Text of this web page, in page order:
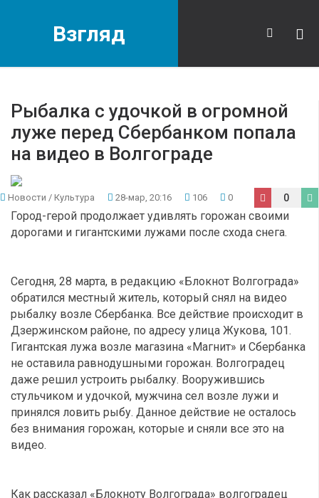
Взгляд
Рыбалка с удочкой в огромной
луже перед Сбербанком попала
на видео в Волгограде
Новости / Культура 28-мар, 20:16 106 0 0
Город-герой продолжает удивлять горожан своими
дорогами и гигантскими лужами после схода снега.
Сегодня, 28 марта, в редакцию «Блокнот Волгограда»
обратился местный житель, который снял на видео
рыбалку возле Сбербанка. Все действие происходит в
Дзержинском районе, по адресу улица Жукова, 101.
Гигантская лужа возле магазина «Магнит» и Сбербанка
не оставила равнодушными горожан. Волгоградец
даже решил устроить рыбалку. Вооружившись
стульчиком и удочкой, мужчина сел возле лужи и
принялся ловить рыбу. Данное действие не осталось
без внимания горожан, которые и сняли все это на
видео.
Как рассказал «Блокноту Волгограда» волгоградец